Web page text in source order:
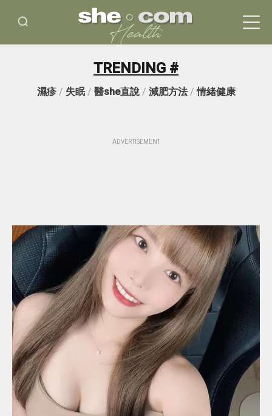
TRENDING #
濕疹/ 失眠/ 醫she直說/ 減肥方法/情緒健康
ADVERTISEMENT